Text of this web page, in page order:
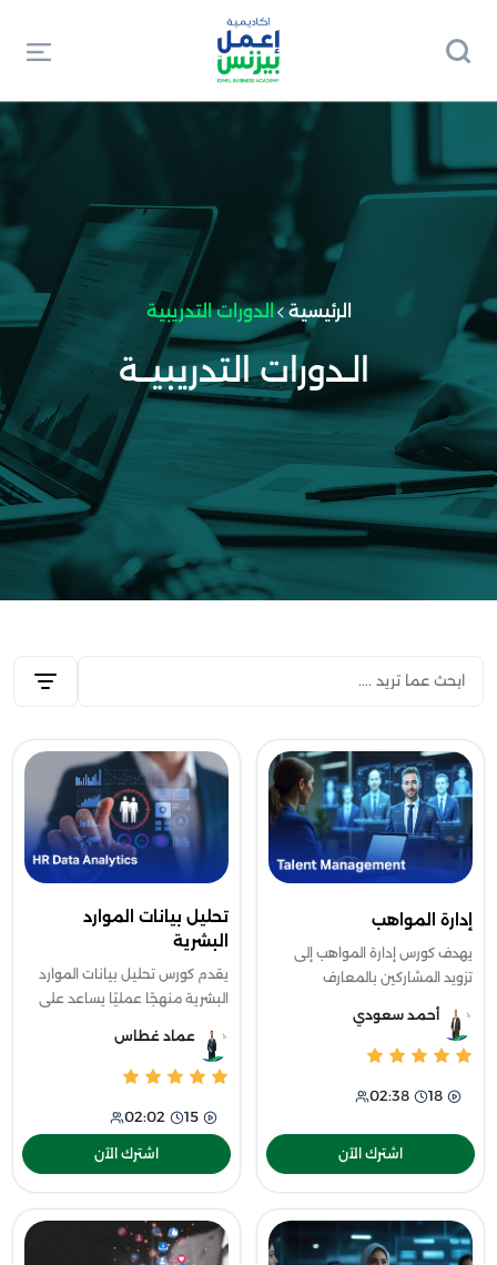
الرئيسية الدورات التدريبية
الـدورات التدريبيــة
إدارة المواهب
يهدف كورس إدارة المواهب إلى
تزويد المشاركين بالمعارف
البشرية بكفاءة داخل المؤسسات
الحديثة، حيث يتناول أساليب
أحمد سعودي
18
02:38
اشترك الآن
تحليل بيانات الموارد
البشرية
يقدم كورس تحليل بيانات الموارد
البشرية منهجًا عمليًا يساعد على
ودورها في تطوير الأداء المؤسسي
واتخاذ القرارات الاستراتيجية،
عماد غطاس
15
02:02
اشترك الآن